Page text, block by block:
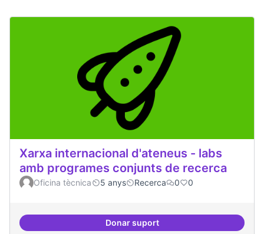
Xarxa internacional d'ateneus - labs
amb programes conjunts de recerca
Oficina tècnica 5 anys Recerca 0 0
Donar suportXarxa internacional d'ateneus -